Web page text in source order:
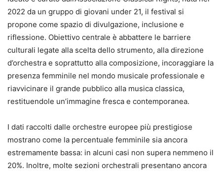
2022 da un gruppo di giovani under 21, il festival si
propone come spazio di divulgazione, inclusione e
riflessione. Obiettivo centrale è abbattere le barriere
culturali legate alla scelta dello strumento, alla direzione
d’orchestra e soprattutto alla composizione, incoraggiare la
presenza femminile nel mondo musicale professionale e
riavvicinare il grande pubblico alla musica classica,
restituendole un’immagine fresca e contemporanea.
I dati raccolti dalle orchestre europee più prestigiose
mostrano come la percentuale femminile sia ancora
estremamente bassa: in alcuni casi non supera nemmeno il
20%. Inoltre, molte sezioni orchestrali presentano ancora